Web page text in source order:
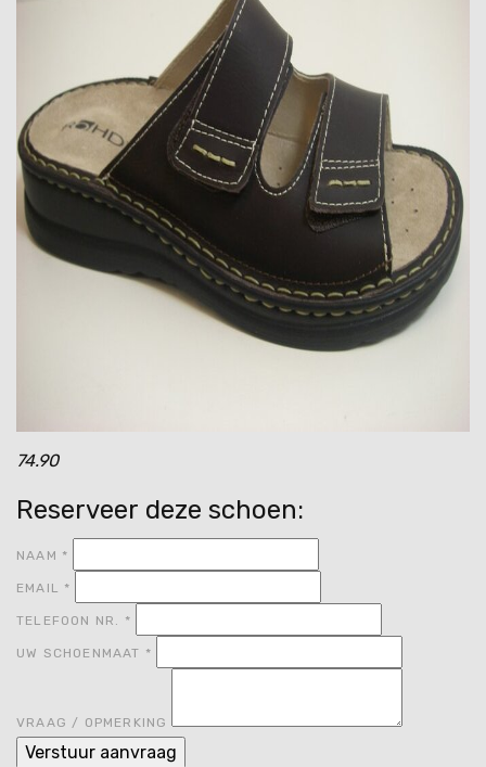
74.90
Reserveer deze schoen:
NAAM *
EMAIL *
TELEFOON NR. *
UW SCHOENMAAT *
VRAAG / OPMERKING